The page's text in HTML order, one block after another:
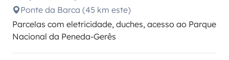
Ponte da Barca (45 km este)
Parcelas com eletricidade, duches, acesso ao Parque
Nacional da Peneda-Gerês